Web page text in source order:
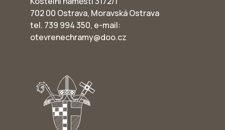
702 00 Ostrava, Moravská Ostrava
tel. 739 994 350, e-mail:
otevrenechramy@doo.cz